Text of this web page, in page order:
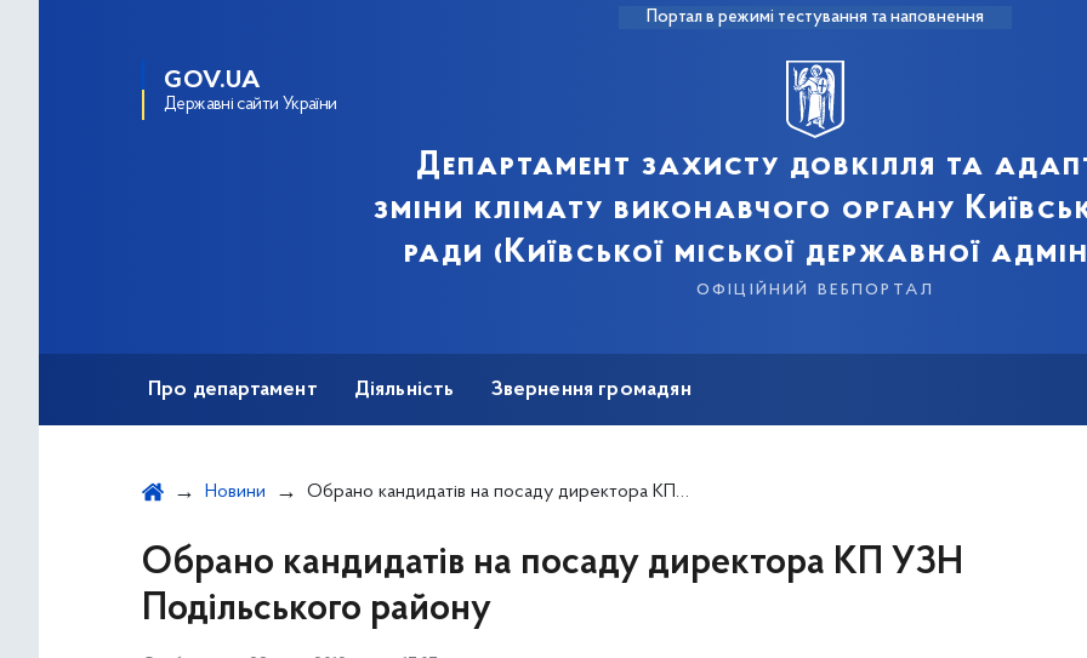
Портал в режимі тестування та наповнення
GOV.UA
Державні сайти України
Департамент захисту довкілля та
зміни клімату виконавчого органу
ради (Київської міської державної
офіційний вебпортал
Про департамент Діяльність Звернення громадян
Новини Обрано кандидатів на посаду директора КП УЗН Подільського району
Обрано кандидатів на посаду директора КП УЗН
Подільського району